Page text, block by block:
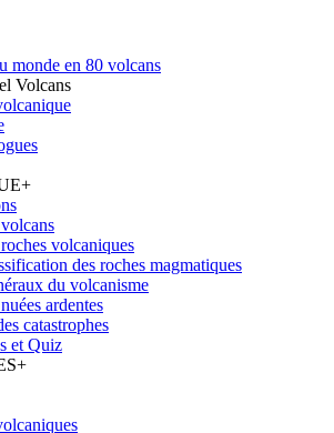
monde en 80 volcans
Volcans
+
volcaniques
des roches magmatiques
du volcanisme
ardentes
catastrophes
et Quiz
+